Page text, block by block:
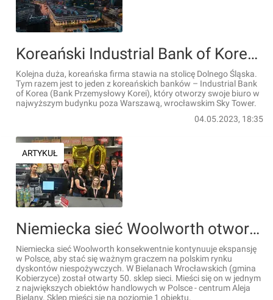
Koreański Industrial Bank of Korea stawia na Wrocław
Kolejna duża, koreańska firma stawia na stolicę Dolnego Śląska.
Tym razem jest to jeden z koreańskich banków – Industrial Bank
of Korea (Bank Przemysłowy Korei), który otworzy swoje biuro w
najwyższym budynku poza Warszawą, wrocławskim Sky Tower.
04.05.2023, 18:35
ARTYKUŁ
Niemiecka sieć Woolworth otworzyła 50. sklep w Polsce
Niemiecka sieć Woolworth konsekwentnie kontynuuje ekspansję
w Polsce, aby stać się ważnym graczem na polskim rynku
dyskontów niespożywczych. W Bielanach Wrocławskich (gmina
Kobierzyce) został otwarty 50. sklep sieci. Mieści się on w jednym
z największych obiektów handlowych w Polsce - centrum Aleja
Bielany. Sklep mieści się na poziomie 1 obiektu.